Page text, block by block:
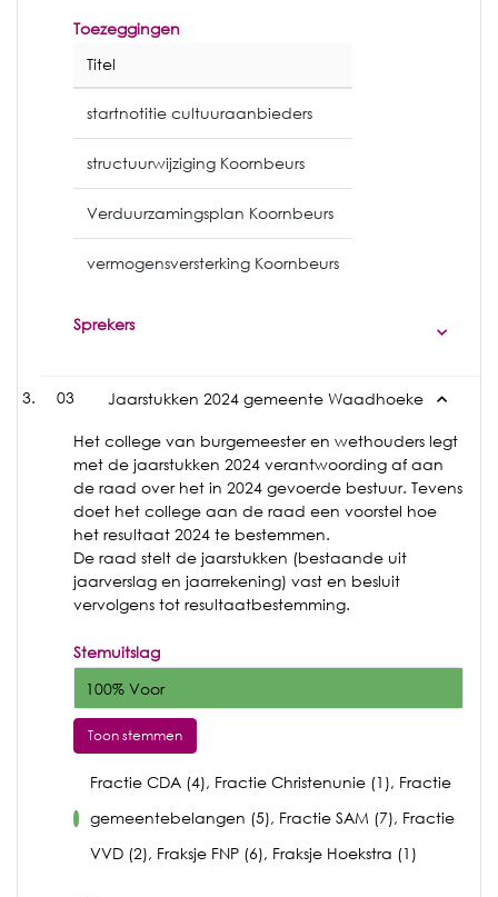
Toezeggingen
Titel
startnotitie cultuuraanbieders
structuurwijziging Koornbeurs
Verduurzamingsplan Koornbeurs
vermogensversterking Koornbeurs
Sprekers
03 Jaarstukken 2024 gemeente Waadhoeke
Het college van burgemeester en wethouders legt
met de jaarstukken 2024 verantwoording af aan
de raad over het in 2024 gevoerde bestuur. Tevens
doet het college aan de raad een voorstel hoe
het resultaat 2024 te bestemmen.
De raad stelt de jaarstukken (bestaande uit
jaarverslag en jaarrekening) vast en besluit
vervolgens tot resultaatbestemming.
Stemuitslag
100% Voor
Toon stemmen
Fractie CDA (4), Fractie Christenunie (1), Fractie
gemeentebelangen (5), Fractie SAM (7), Fractie
VVD (2), Fraksje FNP (6), Fraksje Hoekstra (1)